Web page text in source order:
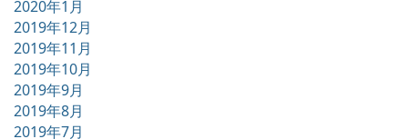
2020年1月
2019年12月
2019年11月
2019年10月
2019年9月
2019年8月
2019年7月